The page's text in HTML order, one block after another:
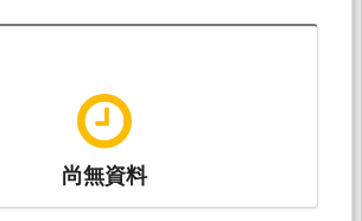
尚無資料